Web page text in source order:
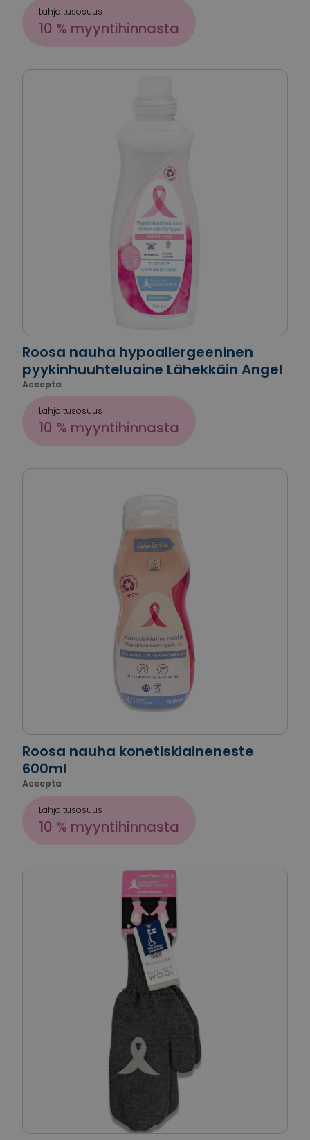
Lahjoitusosuus
10 % myyntihinnasta
Roosa nauha hypoallergeeninen
pyykinhuuhteluaine Lähekkäin Angel
Accepta
Lahjoitusosuus
10 % myyntihinnasta
Roosa nauha konetiskiaineneste
600ml
Accepta
Lahjoitusosuus
10 % myyntihinnasta